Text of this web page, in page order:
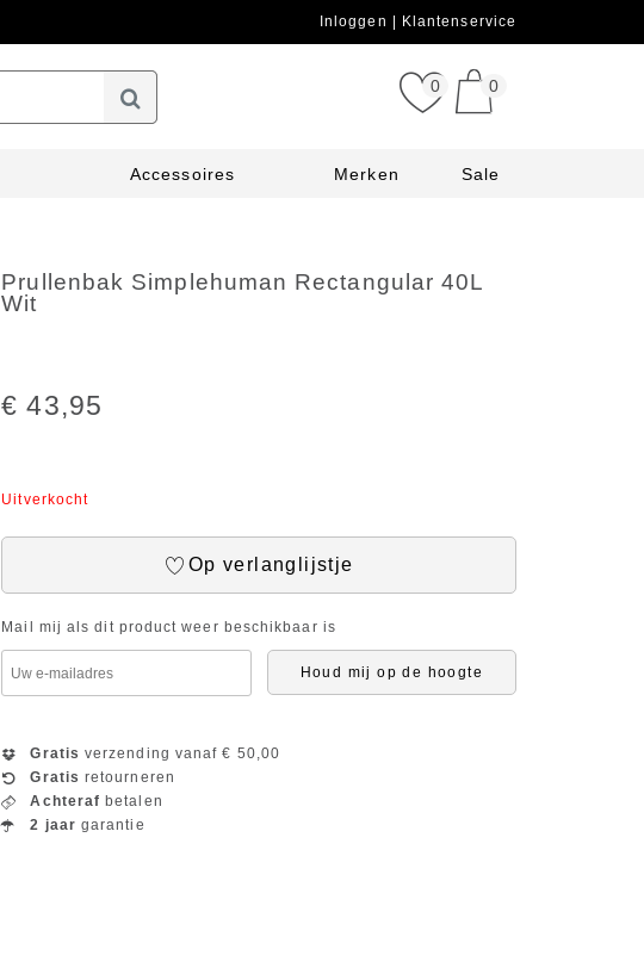
Inloggen Klantenservice
0 0
Accessoires Merken Sale
Prullenbak Simplehuman Rectangular 40L
Wit
€ 43,95
Uitverkocht
Op verlanglijstje
Mail mij als dit product weer beschikbaar is
Houd mij op de hoogte
Gratis verzending vanaf € 50,00
Gratis retourneren
Achteraf betalen
2 jaar garantie